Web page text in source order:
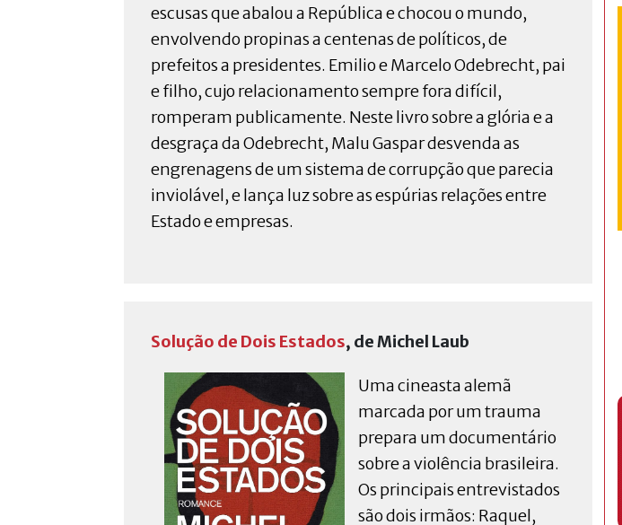
escusas que abalou a República e chocou o mundo,
envolvendo propinas a centenas de políticos, de
prefeitos a presidentes. Emilio e Marcelo Odebrecht, pai
e filho, cujo relacionamento sempre fora difícil,
romperam publicamente. Neste livro sobre a glória e a
desgraça da Odebrecht, Malu Gaspar desvenda as
engrenagens de um sistema de corrupção que parecia
inviolável, e lança luz sobre as espúrias relações entre
Estado e empresas.
Solução de Dois Estados, de Michel Laub
Uma cineasta alemã
marcada por um trauma
prepara um documentário
sobre a violência brasileira.
Os principais entrevistados
são dois irmãos: Raquel,